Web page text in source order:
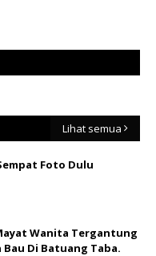
Lihat semua
Foto Dulu
Wanita Tergantung
Di Batuang Taba.